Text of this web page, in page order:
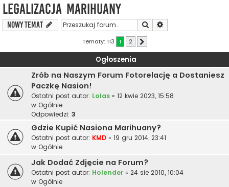
Legalizacja Marihuany
NOWY TEMAT Szukaj
Tematy: 113 1 2
Ogłoszenia
Zrób na Naszym Forum Fotorelację a Dostaniesz
Paczkę Nasion!
Ostatni post autor: Lolas « 12 kwie 2023, 15:58
w Ogólnie
Odpowiedzi: 3
Gdzie Kupić Nasiona Marihuany?
Ostatni post autor: KMD « 19 gru 2014, 23:41
w Ogólnie
Jak Dodać Zdjęcie na Forum?
Ostatni post autor: Holender « 24 sie 2010, 10:04
w Ogólnie